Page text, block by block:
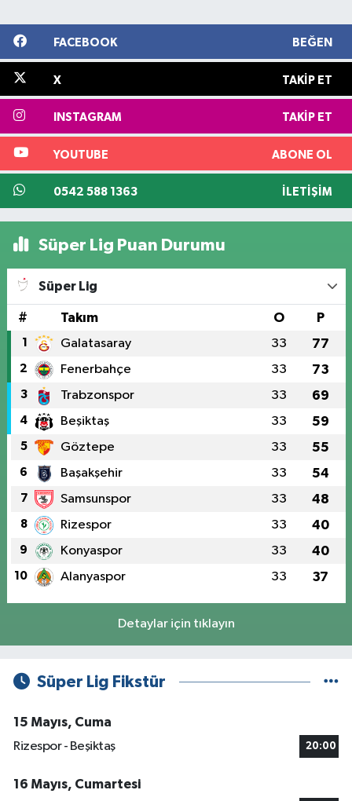
FACEBOOK BEĞEN
X TAKIP ET
INSTAGRAM TAKIP ET
YOUTUBE ABONE OL
0542 588 1363 İLETIŞIM
Süper Lig Puan Durumu
Süper Lig
# Takım O P
1 Galatasaray 33 77
2 Fenerbahçe 33 73
3 Trabzonspor 33 69
4 Beşiktaş 33 59
5 Göztepe 33 55
6 Başakşehir 33 54
7 Samsunspor 33 48
8 Rizespor 33 40
9 Konyaspor 33 40
10 Alanyaspor 33 37
Detaylar için tıklayın
Süper Lig Fikstür
15 Mayıs, Cuma
Rizespor - Beşiktaş
20:00
16 Mayıs, Cumartesi